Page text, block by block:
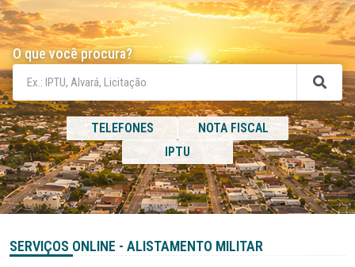
O que você procura?
TELEFONES
NOTA FISCAL
IPTU
SERVIÇOS ONLINE - ALISTAMENTO MILITAR